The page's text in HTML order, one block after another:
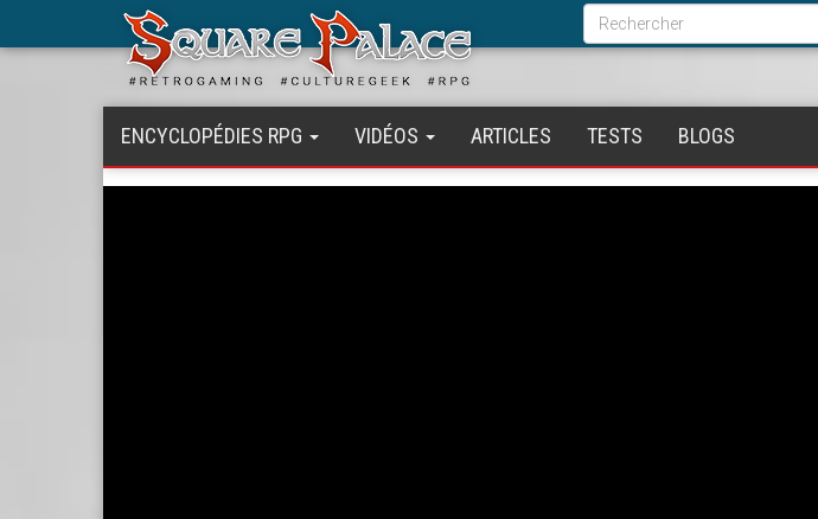
Formulaire
de
recherche
Rechercher
ENCYCLOPÉDIES RPG VIDÉOS ARTICLES TESTS BLOGS